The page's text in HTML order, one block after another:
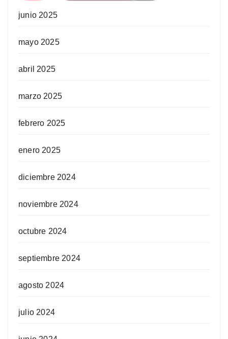
junio 2025
mayo 2025
abril 2025
marzo 2025
febrero 2025
enero 2025
diciembre 2024
noviembre 2024
octubre 2024
septiembre 2024
agosto 2024
julio 2024